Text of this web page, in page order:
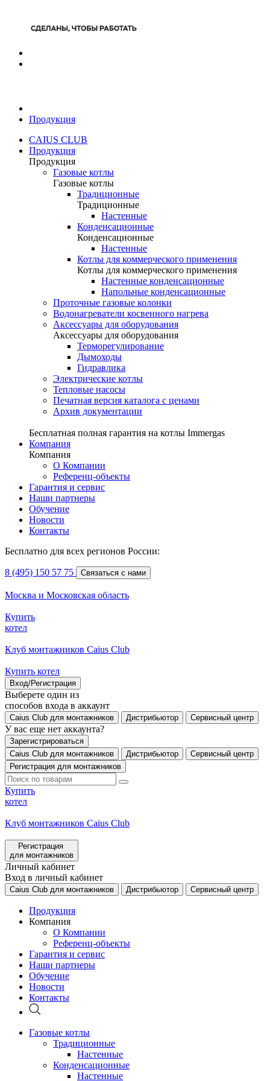
Продукция
CAIUS CLUB
Продукция
Продукция
Газовые котлы
Газовые котлы
Традиционные
Традиционные
Настенные
Конденсационные
Конденсационные
Настенные
Котлы для коммерческого применения
Котлы для коммерческого применения
Настенные конденсационные
Напольные конденсационные
Проточные газовые колонки
Водонагреватели косвенного нагрева
Аксессуары для оборудования
Аксессуары для оборудования
Терморегулирование
Дымоходы
Гидравлика
Электрические котлы
Тепловые насосы
Печатная версия каталога с ценами
Архив документации
Бесплатная полная гарантия на котлы Immergas
Компания
Компания
О Компании
Референц-объекты
Гарантия и сервис
Наши партнеры
Обучение
Новости
Контакты
Бесплатно для всех регионов России:
8 (495) 150 57 75 Связаться с нами
Москва и Московская область
Купить
котел
Клуб монтажников Caius Club
Купить котел
Вход/Регистрация
Выберете один из
способов входа в аккаунт
Caius Club для монтажников Дистрибьютор Сервисный центр
У вас еще нет аккаунта?
Зарегистрироваться
Caius Club для монтажников
Дистрибьютор
Сервисный центр
Регистрация для монтажников
Купить
котел
Клуб монтажников Caius Club
Регистрация
для монтажников
Личный кабинет
Вход в личный кабинет
Caius Club для монтажников Дистрибьютор Сервисный центр
Продукция
Компания
О Компании
Референц-объекты
Гарантия и сервис
Наши партнеры
Обучение
Новости
Контакты
Газовые котлы
Традиционные
Настенные
Конденсационные
Настенные